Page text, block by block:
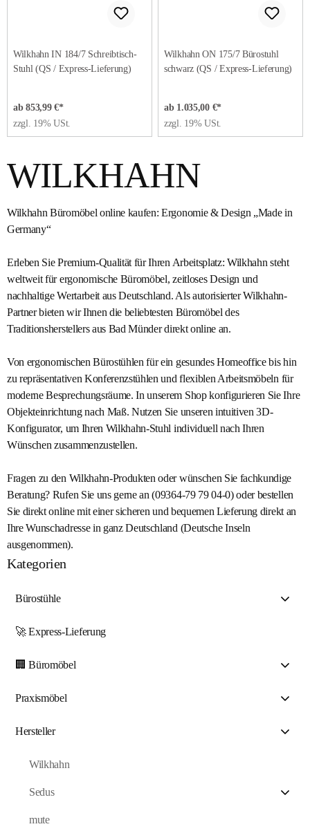
Kategorien
Bürostühle
🚀 Express-Lieferung
🏢 Büromöbel
Praxismöbel
Hersteller
Wilkhahn
Sedus
mute
WILKHAHN
Wilkhahn Büromöbel online kaufen: Ergonomie & Design „Made in
Germany“
Erleben Sie Premium-Qualität für Ihren Arbeitsplatz: Wilkhahn steht
weltweit für ergonomische Büromöbel, zeitloses Design und
nachhaltige Wertarbeit aus Deutschland. Als autorisierter Wilkhahn-
Partner bieten wir Ihnen die beliebtesten Büromöbel des
Traditionsherstellers aus Bad Münder direkt online an.
Von ergonomischen Bürostühlen für ein gesundes Homeoffice bis hin
zu repräsentativen Konferenzstühlen und flexiblen Arbeitsmöbeln für
moderne Besprechungsräume. In unserem Shop konfigurieren Sie Ihre
Objekteinrichtung nach Maß. Nutzen Sie unseren intuitiven 3D-
Konfigurator, um Ihren Wilkhahn-Stuhl individuell nach Ihren
Wünschen zusammenzustellen.
Fragen zu den Wilkhahn-Produkten oder wünschen Sie fachkundige
Beratung? Rufen Sie uns gerne an (09364-79 79 04-0) oder bestellen
Sie direkt online mit einer sicheren und bequemen Lieferung direkt an
Ihre Wunschadresse in ganz Deutschland (Deutsche Inseln
ausgenommen).
Wilkhahn IN 184/7 Schreibtisch-
Stuhl (QS / Express-Lieferung)
ab 853,99 €*
zzgl. 19% USt.
Wilkhahn ON 175/7 Bürostuhl
schwarz (QS / Express-Lieferung)
ab 1.035,00 €*
zzgl. 19% USt.